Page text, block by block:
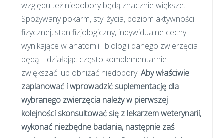
względu też niedobory będą znacznie większe.
Spożywany pokarm, styl życia, poziom aktywności
fizycznej, stan fizjologiczny, indywidualne cechy
wynikające w anatomii i biologii danego zwierzęcia
będą – działając często komplementarnie –
zwiększać lub obniżać niedobory.Aby właściwie
zaplanować i wprowadzić suplementację dla
wybranego zwierzęcia należy w pierwszej
kolejności skonsultować się z lekarzem weterynarii,
wykonać niezbędne badania, następnie zaś